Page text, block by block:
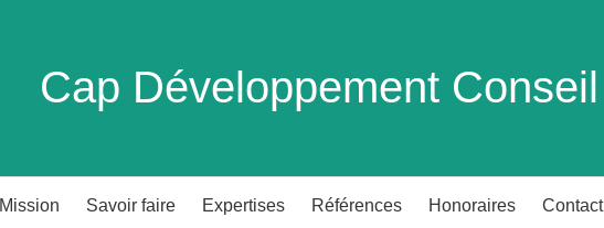
Cap Développement Conseil
Mission Savoir faire Expertises Références Honoraires Contact